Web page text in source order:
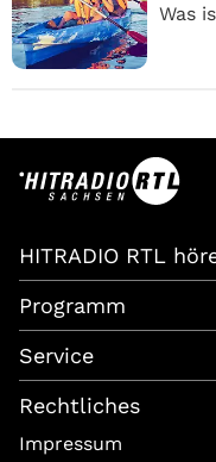
Was
HITRADIO RTL
Programm
Service
Rechtliches
Impressum